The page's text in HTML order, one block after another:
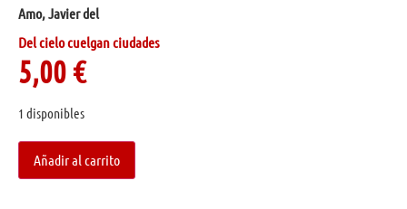
Amo, Javier del
Del cielo cuelgan ciudades
5,00€
1 disponibles
Añadir al carrito